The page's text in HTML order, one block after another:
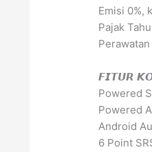
Emisi 0%,
Pajak
𝙁𝙄𝙏𝙐𝙍
Powered
Powered
Android
6 Point